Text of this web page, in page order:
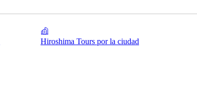
Hiroshima Tours por la ciudad